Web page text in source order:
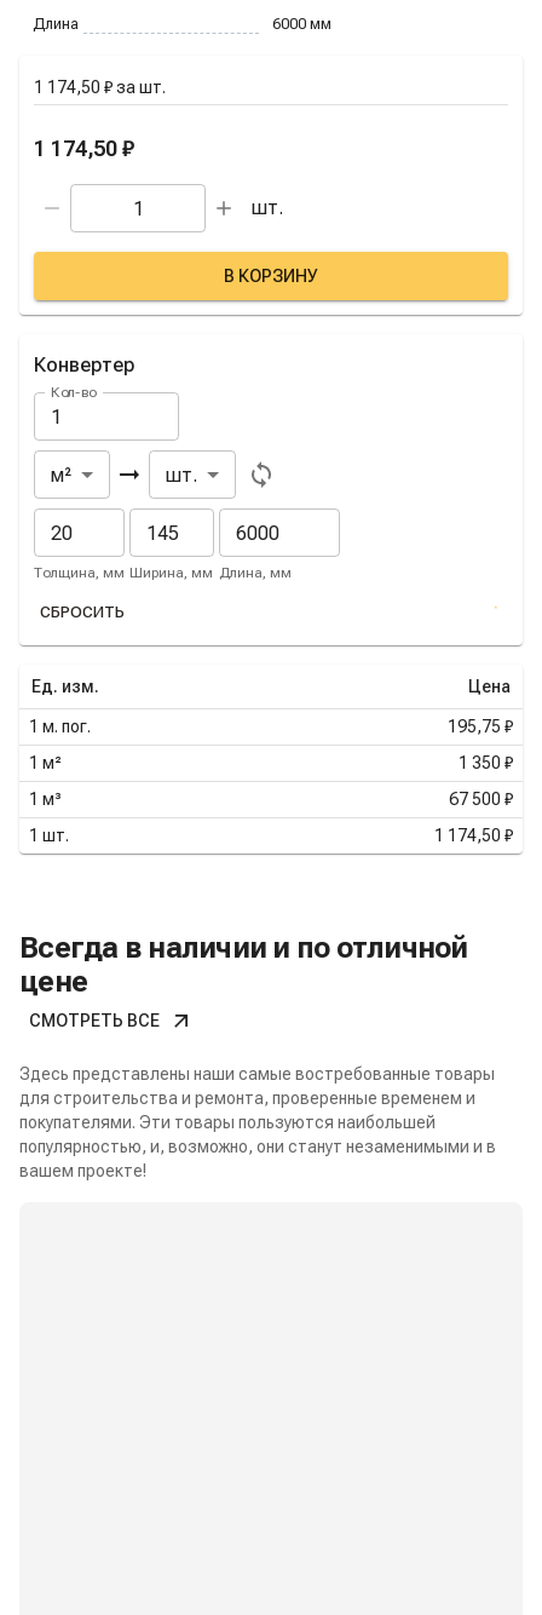
Длина
6000 мм
1 174,50 ₽за шт.
1 174,50 ₽
шт.
В КОРЗИНУ
Конвертер
Кол-во
Из
м²
В
шт.
Толщина, мм Ширина, мм Длина, мм
СБРОСИТЬ
Ед. изм. Цена
1 м. пог.
195,75 ₽
1 м²
1 350 ₽
1 м³
67 500 ₽
1 шт. 1 174,50 ₽
Всегда в наличии и по отличной
цене
СМОТРЕТЬ ВСЕ
Здесь представлены наши самые востребованные товары
для строительства и ремонта, проверенные временем и
покупателями. Эти товары пользуются наибольшей
популярностью, и, возможно, они станут незаменимыми и в
вашем проекте!